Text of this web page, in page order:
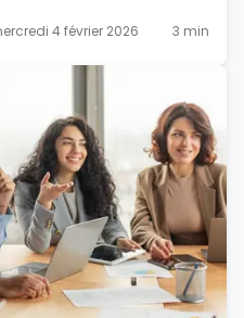
4 février 2026 3 min